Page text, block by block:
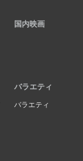
国内映画
バラエティ
バラエティ